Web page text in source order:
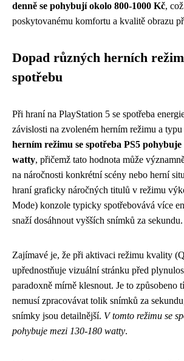
denně se pohybují okolo 800-1000 Kč,
poskytovanému komfortu a kvalitě obrazu
Dopad různých herních
spotřebu
Při hraní na PlayStation 5 se spotřeba
závislosti na zvoleném herním režimu a typu
herním režimu se spotřeba PS5 pohybuje
watty, přičemž tato hodnota může
na náročnosti konkrétní scény nebo herní
hraní graficky náročných titulů v režimu
Mode) konzole typicky spotřebovává více
snaží dosáhnout vyšších snímků za sekundu.
Zajímavé je, že při aktivaci režimu kvality
upřednostňuje vizuální stránku před
paradoxně mírně klesnout. Je to způsobeno
nemusí zpracovávat tolik snímků za
snímky jsou detailnější. V tomto režimu se
pohybuje mezi 130-180 watty.